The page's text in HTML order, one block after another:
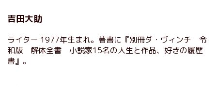
吉田大助
ライター 1977年生まれ。著書に『別冊ダ・ヴィンチ 令
和版 解体全書 小説家15名の人生と作品、好きの履歴
書』。